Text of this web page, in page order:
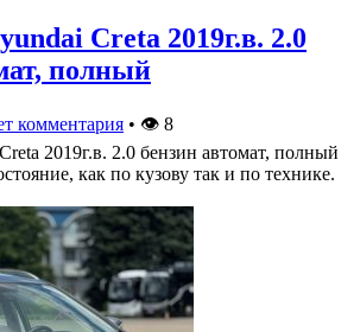
Creta 2019г.в. 2.0
полный
комментария • 👁 8
2019г.в. 2.0 бензин автомат, полный
как по кузову так и по технике.